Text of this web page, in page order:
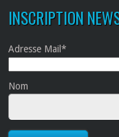
INSCRIPTION
Adresse Mail*
Nom